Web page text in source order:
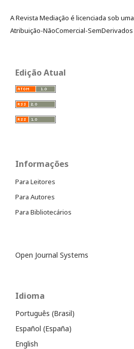
A Revista Mediação é licenciada sob
Atribuição-NãoComercial-SemDerivados
Edição Atual
Informações
Para Leitores
Para Autores
Para Bibliotecários
Open Journal Systems
Idioma
Português (Brasil)
Español (España)
English